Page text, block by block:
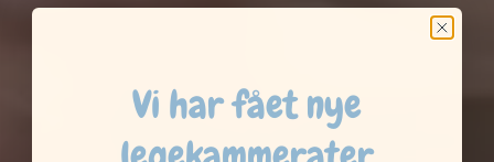
Vi har fået nye